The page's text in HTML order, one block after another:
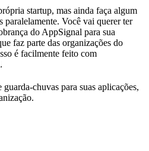
startup, mas ainda faça algum
paralelamente. Você vai querer ter
do AppSignal para sua
faz parte das organizações do
é facilmente feito com
chuvas para suas aplicações,